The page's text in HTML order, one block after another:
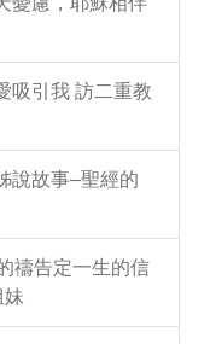
吸引我 訪二重教
說故事–聖經的
禱告定一生的信
妹